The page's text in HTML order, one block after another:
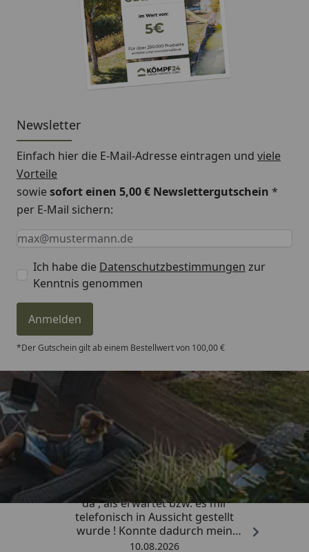
Newsletter
Einfach hier die E-Mail-Adresse eintragen und viele
Vorteile
sowiesofort einen 5,00 € Newslettergutschein *
per E-Mail sichern:
Keine Eingabe erforderlich
Eingabe erforderlich
E-Mail *
Ich habe die Datenschutzbestimmungen zur
Kenntnis genommen
Anmelden
*Der Gutschein gilt ab einem Bestellwert von 100,00 €
Trusted Shops
4,81/ 5
„Die Lieferung war viel schneller
da , als erwartet bzw. es mir
telefonisch in Aussicht gestellt
wurde ! Konnte dadurch mein
Vorhaben zeitnah beenden . Vielen
10.08.2026